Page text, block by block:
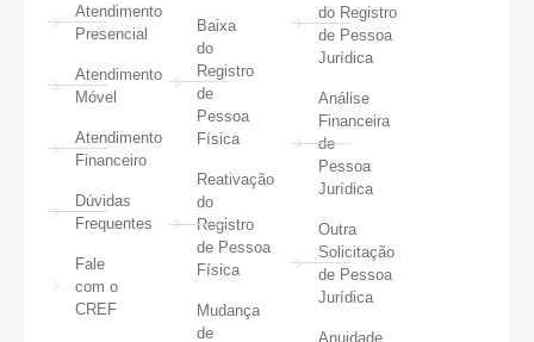
Atendimento
Presencial
Atendimento
Móvel
Atendimento
Financeiro
Dúvidas
Frequentes
Fale
com o
CREF
Baixa
do
Registro
de
Pessoa
Física
Reativação
do
Registro
de Pessoa
Física
Mudança
de
do Registro
de Pessoa
Jurídica
Análise
Financeira
de
Pessoa
Jurídica
Outra
Solicitação
de Pessoa
Jurídica
Anuidade